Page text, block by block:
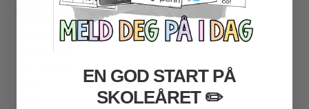
★ SESONG OG HØYTIDER
OLYMPISKE LEKER
100 SKOLEDAGER
EN GOD START PÅ
SKOLEÅRET​ ✏️